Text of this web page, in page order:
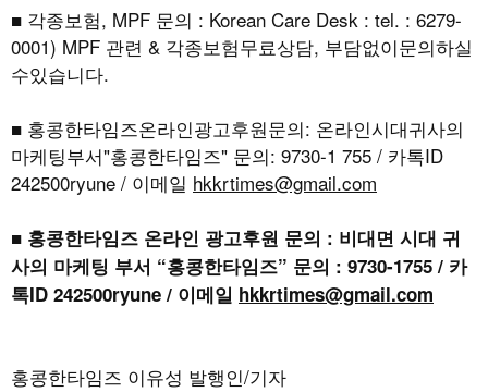
■ 각종보험, MPF 문의 : Korean Care Desk : tel. : 6279-
0001) MPF 관련 & 각종보험무료상담, 부담없이문의하실
수있습니다.
■ 홍콩한타임즈온라인광고후원문의: 온라인시대귀사의
마케팅부서"홍콩한타임즈" 문의: 9730-1 755 / 카톡ID
242500ryune / 이메일 hkkrtimes@gmail.com
■ 홍콩한타임즈 온라인 광고후원 문의 : 비대면 시대 귀
사의 마케팅 부서 “홍콩한타임즈” 문의 : 9730-1755 / 카
톡ID 242500ryune / 이메일 hkkrtimes@gmail.com
홍콩한타임즈 이유성 발행인/기자